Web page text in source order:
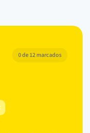
0 de 12 marcados